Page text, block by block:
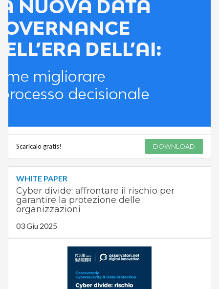
Scaricalo gratis! DOWNLOAD
WHITE PAPER
Cyber divide: affrontare il rischio per
garantire la protezione delle
organizzazioni
03 Giu 2025